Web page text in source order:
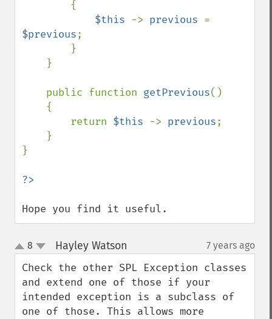
$this -> previous
$previous;
    public function
getPrevious()
        return
$this -> previous;
}
Hope you find it useful.
up
down
8 Hayley Watson 7 years ago
Check the other SPL Exception classes
and extend one of those if your
intended exception is a subclass of
one of those. This allows more